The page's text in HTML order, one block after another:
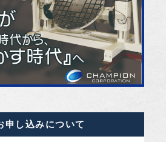
申し込みについて